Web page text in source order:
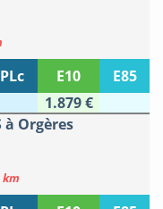
E10
E85
1.879 €
à Orgères
km